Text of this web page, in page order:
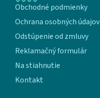
Obchodné podmienky
Ochrana osobných údajov
Odstúpenie od zmluvy
Reklamačný formulár
Na stiahnutie
Kontakt